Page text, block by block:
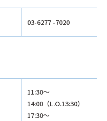
03-6277 -7020
11:30～
14:00（L.O.13:30）
17:30～